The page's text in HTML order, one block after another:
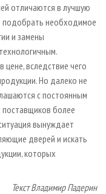
отличаются в лучшую
подобрать необходимое
и замены
вследствие чего
Но далеко не
с постоянным
более
вынуждает
дверей и искать
которых
Текст Владимир Падерин